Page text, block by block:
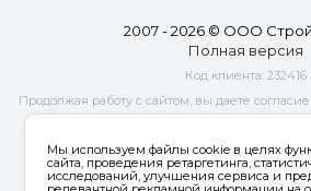
2007 - 2026 © ООО
Полная версия
Код клиента: 232416
Продолжая работу с сайтом, вы даете
cookies иобработку персональных данныхв
улучшения сервиса и предоставления
информации на основе ваших
Мы используем файлы cookie в целях
сайта, проведения ретаргетинга,
исследований, улучшения сервиса и